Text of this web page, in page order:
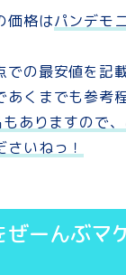
価格はパンデモ
での最安値を記
くまでも参考
ありますので
いねっ！
ぜーんぶマ